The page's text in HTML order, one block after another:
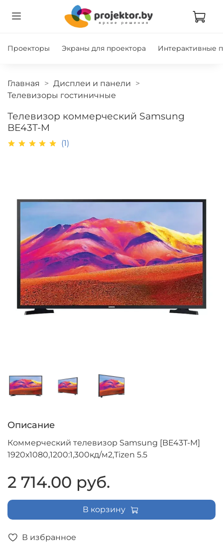
Проекторы Экраны для проектора Интерактивные
Главная
Дисплеи и панели
Телевизоры гостиничные
Телевизор коммерческий Samsung
BE43T-M
(1)
В избранное
Описание
Коммерческий телевизор Samsung [BE43T-M]
1920х1080,1200:1,300кд/м2,Tizen 5.5
2 714.00 руб.
В корзину